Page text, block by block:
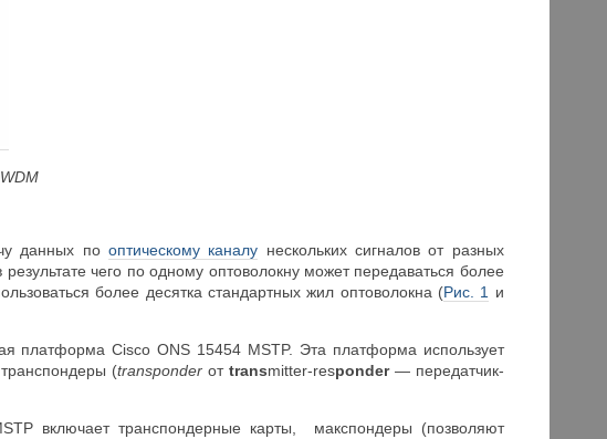
данных пооптическому каналу нескольких сигналов от разных
чего по одному оптоволокну может передаваться более
более десятка стандартных жил оптоволокна (Рис. 1
и
платформа Cisco ONS 15454 MSTP. Эта платформа использует
(transponder отtransmitter-responder — передатчик-
включает транспондерные карты, макспондеры (позволяют